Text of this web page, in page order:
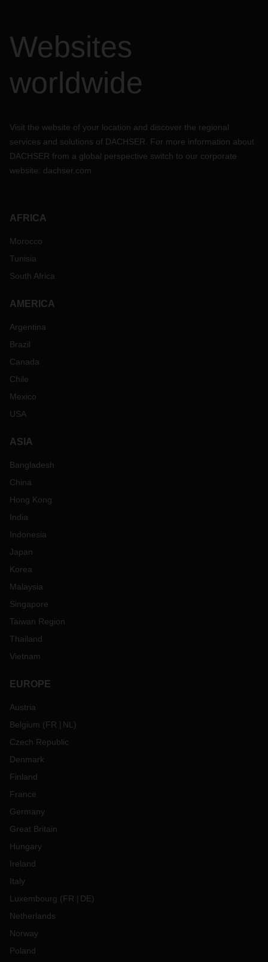
Websites
worldwide
Visit the website of your location and discover the regional
services and solutions of DACHSER. For more information about
DACHSER from a global perspective switch to our corporate
website: dachser.com
AFRICA
Morocco
Tunisia
South Africa
AMERICA
Argentina
Brazil
Canada
Chile
Mexico
USA
ASIA
Bangladesh
China
Hong Kong
India
Indonesia
Japan
Korea
Malaysia
Singapore
Taiwan Region
Thailand
Vietnam
EUROPE
Austria
Belgium (FR NL )
Czech Republic
Denmark
Finland
France
Germany
Great Britain
Hungary
Ireland
Italy
Luxembourg (FR DE)
Netherlands
Norway
Poland